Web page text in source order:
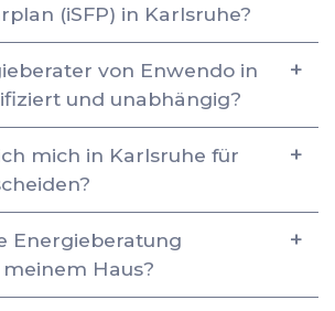
(iSFP) in Karlsruhe?
von Enwendo in
und unabhängig?
mich in Karlsruhe für
Energieberatung
Haus?